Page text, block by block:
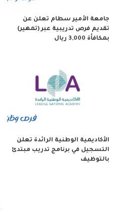
جامعة الأمير سطام تعلن عن
تقديم فرص تدريبية عبر (تمهير)
بمكافأة 3,000 ريال
الأكاديمية الوطنية الرائدة تعلن
التسجيل في برنامج تدريب مبتدئ
بالتوظيف